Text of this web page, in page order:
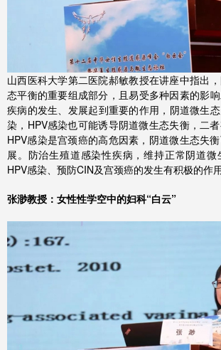
山西医科大学第二医院郝敏教授在讲座中指出
态平衡的重要组成部分，且易受多种因素的影
疾病的发生、发展起到重要的作用，阴道微生
染，HPV感染也可能诱导阴道微生态失衡，二者
HPV感染是宫颈癌的高危因素，阴道微生态失
展。防治生殖道感染性疾病，维持正常阴道
HPV感染、预防CIN及宫颈癌的发生有积极的作用
张渺教授：女性性学空中的妇科“白云”